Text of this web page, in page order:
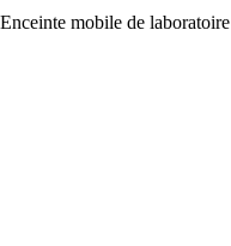
Enceinte mobile de laboratoire